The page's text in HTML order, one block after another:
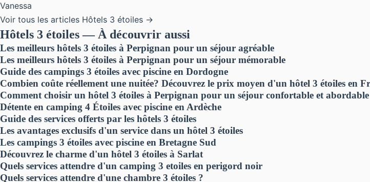
Vanessa
Voir tous les articles Hôtels 3 étoiles →
Hôtels 3 étoiles — À découvrir aussi
Les meilleurs hôtels 3 étoiles à Perpignan pour un séjour agréable
Les meilleurs hôtels 3 étoiles à Perpignan pour un séjour mémorable
Guide des campings 3 étoiles avec piscine en Dordogne
Combien coûte réellement une nuitée? Découvrez le prix moyen d'un hôtel 3 étoiles en
Comment choisir un hôtel 3 étoiles à Perpignan pour un séjour confortable et abordable
Détente en camping 4 Étoiles avec piscine en Ardèche
Guide des services offerts par les hôtels 3 étoiles
Les avantages exclusifs d'un service dans un hôtel 3 étoiles
Les campings 3 étoiles avec piscine en Bretagne Sud
Découvrez le charme d'un hôtel 3 étoiles à Sarlat
Quels services attendre d'un camping 3 etoiles en perigord noir
Quels services attendre d'une chambre 3 étoiles ?